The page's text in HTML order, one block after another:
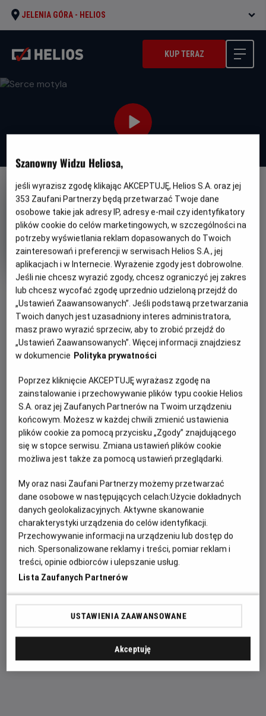
JELENIA GÓRA - HELIOS
KUP TERAZ
DUBBING
OBSERWUJ
Serce motyla
Oryginalny
tytuł
Drugelio sirdis Gatunek
Dramat / Familijny
Od 8 lat
Czas
trwania
105 min
Kraj
i
rok
produkcji
Litwa (2021)
PREMIERA
8 września 2023
Inesa Kurklietyté
Modesta Jurgaitytė, Inesa
Kurklietyte
OBSADA
Elijas Malinauskas, Vilnė Konstancija Abukevičiūtė, Mindaugas
Balabonas, Vincentas Švedas
WIĘCEJ SZCZEGÓŁÓW
Serce dziesięcioletniego Eljasza bije tuż pod powierzchnią
skóry. Musi na siebie uważać i nosić specjalną „zbroję”.
Jego niecodzienny wygląd budzi zainteresowanie,
rówieśnicy wyśmiewają go i przezywają. Chłopiec coraz
bardziej stroni od innych dzieci. Fascynują go za to owady.
Buduje żukom, motylom i karaluchom domki i tworzy dla
nich azyl w starym opuszczonym dworze. Wszystko się
zmienia, kiedy do miasteczka wprowadza się odważna i
otwarta dziewczynka. To właśnie Róży chłopiec zdradza
swój sekret. Dzięki niej Eljasz pokona swoje lęki i otworzy
się na świat.
Szanowny Widzu Heliosa,
jeśli wyrazisz zgodę klikając AKCEPTUJĘ, Helios S.A. oraz jej
353 Zaufani Partnerzy będą przetwarzać Twoje dane
osobowe takie jak adresy IP, adresy e-mail czy identyfikatory
plików cookie do celów marketingowych, w szczególności na
potrzeby wyświetlania reklam dopasowanych do Twoich
zainteresowań i preferencji w serwisach Helios S.A., jej
aplikacjach i w Internecie. Wyrażenie zgody jest dobrowolne.
Jeśli nie chcesz wyrazić zgody, chcesz ograniczyć jej zakres
lub chcesz wycofać zgodę uprzednio udzieloną przejdź do
„Ustawień Zaawansowanych”. Jeśli podstawą przetwarzania
Twoich danych jest uzasadniony interes administratora,
masz prawo wyrazić sprzeciw, aby to zrobić przejdź do
„Ustawień Zaawansowanych”. Więcej informacji znajdziesz
w dokumencie Polityka prywatności
Poprzez kliknięcie AKCEPTUJĘ wyrażasz zgodę na
zainstalowanie i przechowywanie plików typu cookie Helios
S.A. oraz jej Zaufanych Partnerów na Twoim urządzeniu
końcowym. Możesz w każdej chwili zmienić ustawienia
plików cookie za pomocą przycisku „Zgody” znajdującego
się w stopce serwisu. Zmiana ustawień plików cookie
możliwa jest także za pomocą ustawień przeglądarki.
My oraz nasi Zaufani Partnerzy możemy przetwarzać
dane osobowe w następujących celach:Użycie dokładnych
danych geolokalizacyjnych. Aktywne skanowanie
charakterystyki urządzenia do celów identyfikacji.
Przechowywanie informacji na urządzeniu lub dostęp do
nich. Spersonalizowane reklamy i treści, pomiar reklam i
treści, opinie odbiorców i ulepszanie usług.
Lista Zaufanych Partnerów
USTAWIENIA ZAAWANSOWANE
Akceptuję